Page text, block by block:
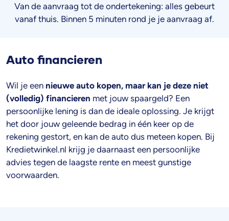
Van de aanvraag tot de ondertekening: alles gebeurt
vanaf thuis. Binnen 5 minuten rond je je aanvraag af.
Auto financieren
Wil je een nieuwe auto kopen, maar kan je deze niet
(volledig) financieren met jouw spaargeld? Een
persoonlijke lening is dan de ideale oplossing. Je krijgt
het door jouw geleende bedrag in één keer op de
rekening gestort, en kan de auto dus meteen kopen. Bij
Kredietwinkel.nl krijg je daarnaast een persoonlijke
advies tegen de laagste rente en meest gunstige
voorwaarden.